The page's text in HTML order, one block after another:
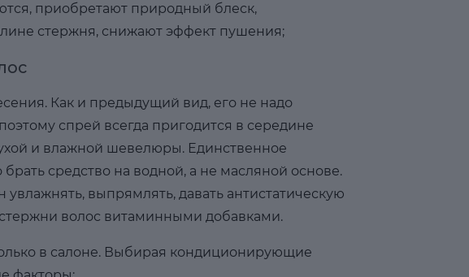
приобретают природный блеск,
стержня, снижают эффект пушения;
Как и предыдущий вид, его не надо
спрей всегда пригодится в середине
и влажной шевелюры. Единственное
средство на водной, а не масляной основе.
выпрямлять, давать антистатическую
волос витаминными добавками.
в салоне. Выбирая кондиционирующие